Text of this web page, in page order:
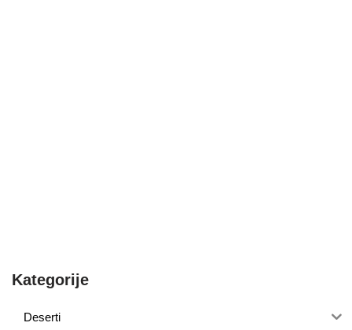
Kategorije
Deserti